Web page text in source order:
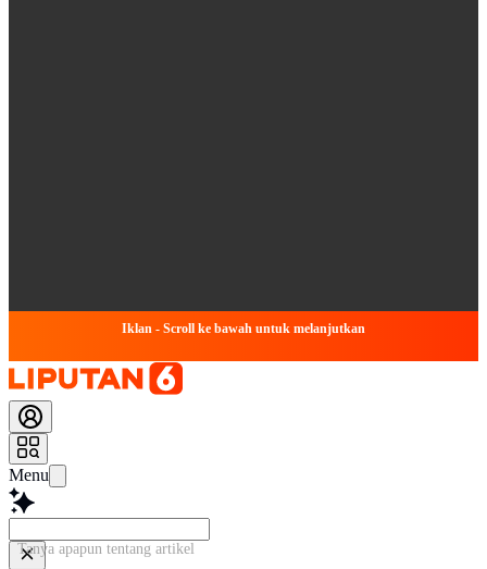
Iklan - Scroll ke bawah untuk melanjutkan
Menu
Tanya apapun tentang artikel ini...